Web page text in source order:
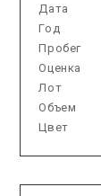
Дата
Год
Пробег
Оценка
Лот
Объем
Цвет